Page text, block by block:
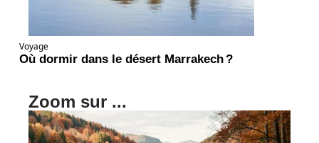
Voyage
Où dormir dans le désert Marrakech ?
Zoom sur ...